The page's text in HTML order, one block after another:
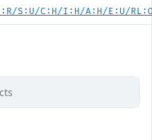
S:U/C:H/I:H/A:H/E:U/